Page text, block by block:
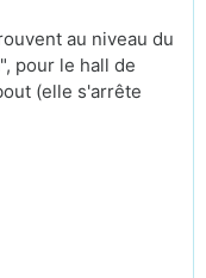
au niveau du
pour le hall de
(elle s'arrête